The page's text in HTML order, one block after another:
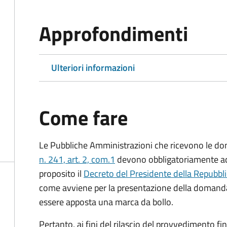
Approfondimenti
Ulteriori informazioni
Come fare
Le Pubbliche Amministrazioni che ricevono le
n. 241, art. 2, com.1 devono obbligatoriamente
proposito il Decreto del Presidente della
come avviene per la presentazione della
essere apposta una marca da bollo.
Pertanto, ai fini del rilascio del provvedimento